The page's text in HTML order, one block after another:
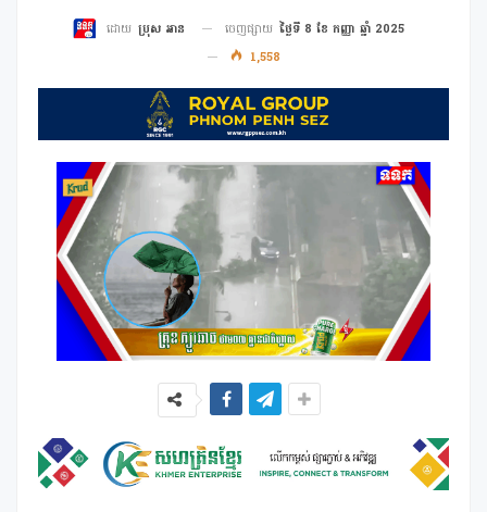
ដោយ ប្រុស អាន ចេញផ្សាយ ថ្ងៃទី 8 ខែ កញ្ញា ឆ្នាំ 2025
1,558